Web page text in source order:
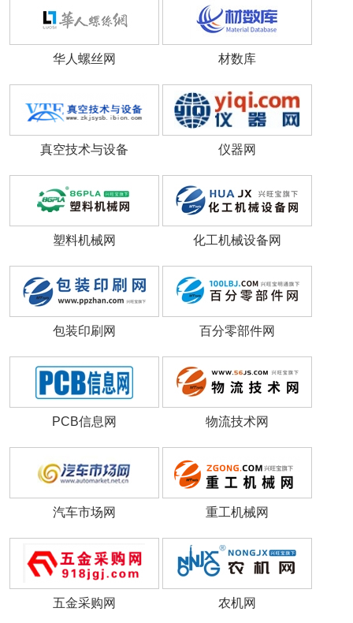
华人螺丝网 材数库
真空技术与设备 仪器网
塑料机械网 化工机械设备网
包装印刷网 百分零部件网
PCB信息网 物流技术网
汽车市场网 重工机械网
五金采购网 农机网